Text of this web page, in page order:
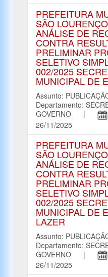
PREFEITURA
SÃO
ANÁLISE DE
CONTRA
PRELIMINAR
SELETIVO
002/2025
MUNICIPAL DE
Assunto:
Departamento:
GOVERNO |
26/11/2025
PREFEITURA
SÃO
ANÁLISE DE
CONTRA
PRELIMINAR
SELETIVO
002/2025
MUNICIPAL DE
LAZER
Assunto:
Departamento:
GOVERNO |
26/11/2025